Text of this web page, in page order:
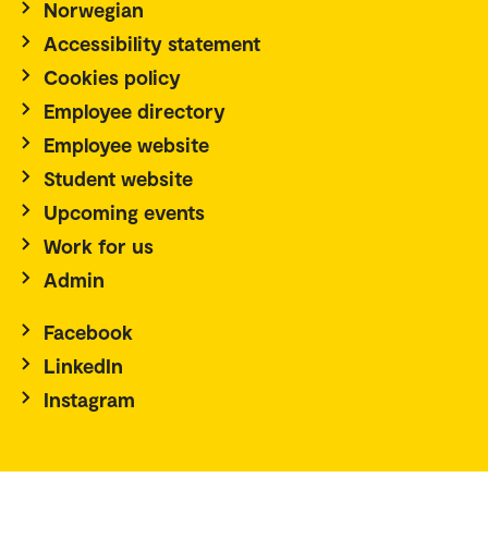
Norwegian
Accessibility statement
Cookies policy
Employee directory
Employee website
Student website
Upcoming events
Work for us
Admin
Facebook
LinkedIn
Instagram